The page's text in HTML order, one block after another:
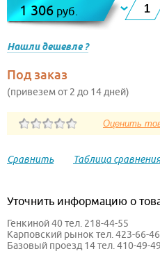
1 306 руб.
Нашли дешевле ?
Под заказ
(привезем от 2 до 14 дней)
Сравнить Таблица
Уточнить информацию о
Генкиной 40 тел. 218-44-55
Карповский рынок тел. 423-66-46
Базовый проезд 14 тел. 410-49-49